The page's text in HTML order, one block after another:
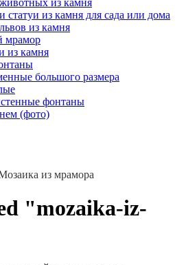
из камня
статуи из камня для сада или дома
из камня
мрамор
из камня
большого размера
фонтаны
(фото)
из мрамора
"mozaika-iz-